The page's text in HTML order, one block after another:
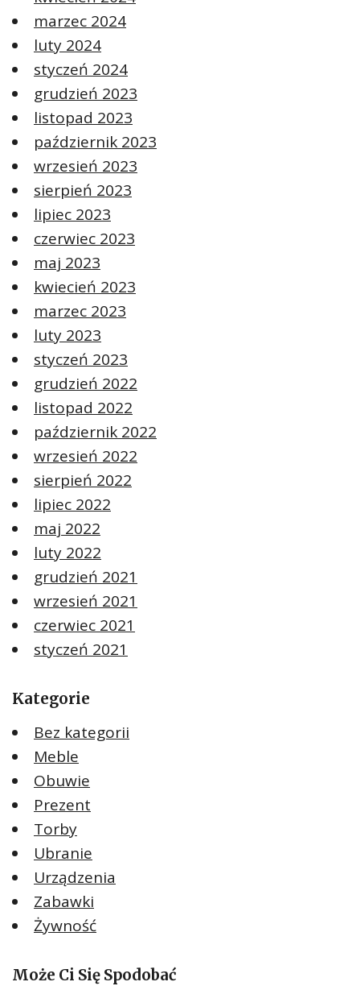
marzec 2024
luty 2024
styczeń 2024
grudzień 2023
listopad 2023
październik 2023
wrzesień 2023
sierpień 2023
lipiec 2023
czerwiec 2023
maj 2023
kwiecień 2023
marzec 2023
luty 2023
styczeń 2023
grudzień 2022
listopad 2022
październik 2022
wrzesień 2022
sierpień 2022
lipiec 2022
maj 2022
luty 2022
grudzień 2021
wrzesień 2021
czerwiec 2021
styczeń 2021
Kategorie
Bez kategorii
Meble
Obuwie
Prezent
Torby
Ubranie
Urządzenia
Zabawki
Żywność
Może Ci Się Spodobać